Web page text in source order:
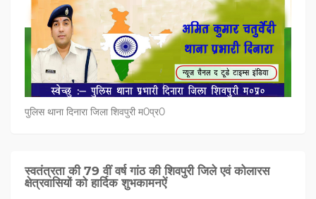
पुलिस थाना दिनारा जिला शिवपुरी म0प्र0
स्वतंत्रता की 79 वीं वर्ष गांठ की शिवपुरी जिले एवं कोलारस
क्षेत्रवासियों को हार्दिक शुभकामनऐं